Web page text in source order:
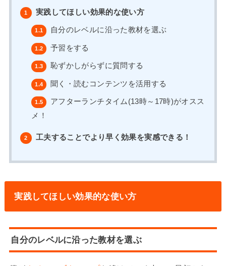
1 実践してほしい効果的な使い方
1.1 自分のレベルに沿った教材を選ぶ
1.2 予習をする
1.3 恥ずかしがらずに質問する
1.4 聞く・読むコンテンツを活用する
1.5
アフターランチタイム(13時～17時)がオスス
メ！
2 工夫することでより早く効果を実感できる！
実践してほしい効果的な使い方
自分のレベルに沿った教材を選ぶ